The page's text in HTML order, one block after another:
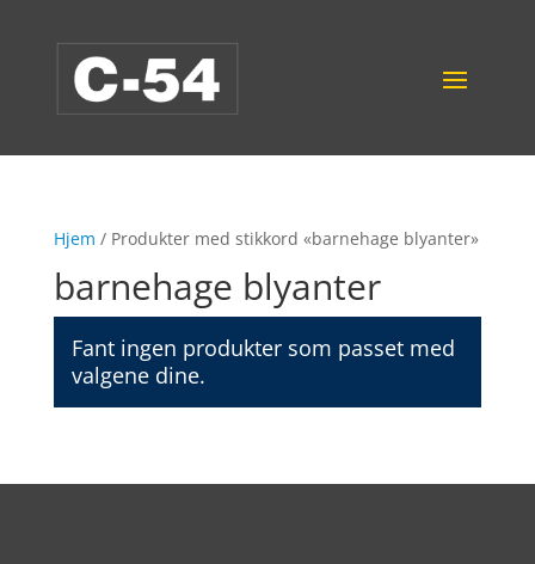
Hjem / Produkter med stikkord «barnehage blyanter»
barnehage blyanter
Fant ingen produkter som passet med
valgene dine.